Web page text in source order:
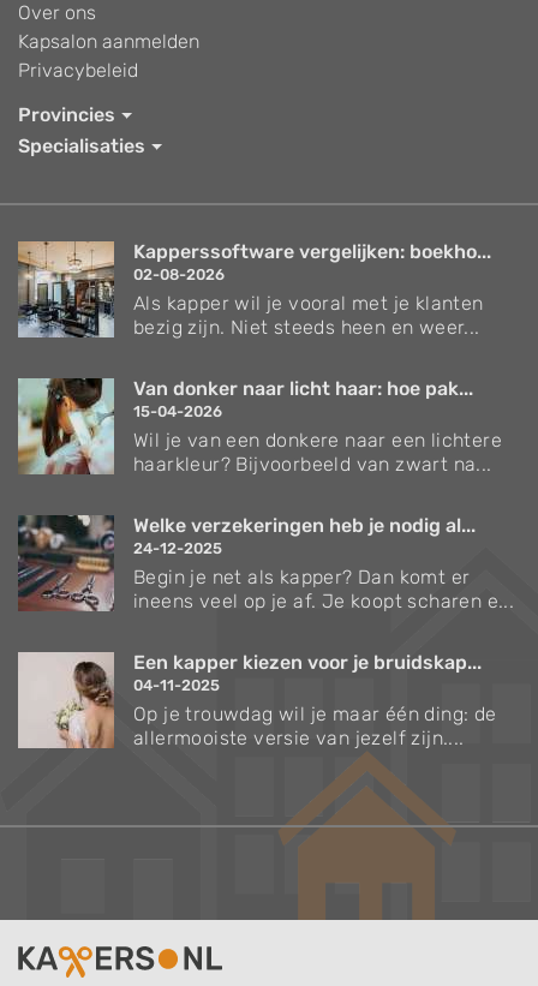
Over ons
Kapsalon aanmelden
Privacybeleid
Provincies
Specialisaties
Kapperssoftware vergelijken: boekho...
02-08-2026
Als kapper wil je vooral met je klanten
bezig zijn. Niet steeds heen en weer...
Van donker naar licht haar: hoe pak...
15-04-2026
Wil je van een donkere naar een lichtere
haarkleur? Bijvoorbeeld van zwart na...
Welke verzekeringen heb je nodig al...
24-12-2025
Begin je net als kapper? Dan komt er
ineens veel op je af. Je koopt scharen e...
Een kapper kiezen voor je bruidskap...
04-11-2025
Op je trouwdag wil je maar één ding: de
allermooiste versie van jezelf zijn....